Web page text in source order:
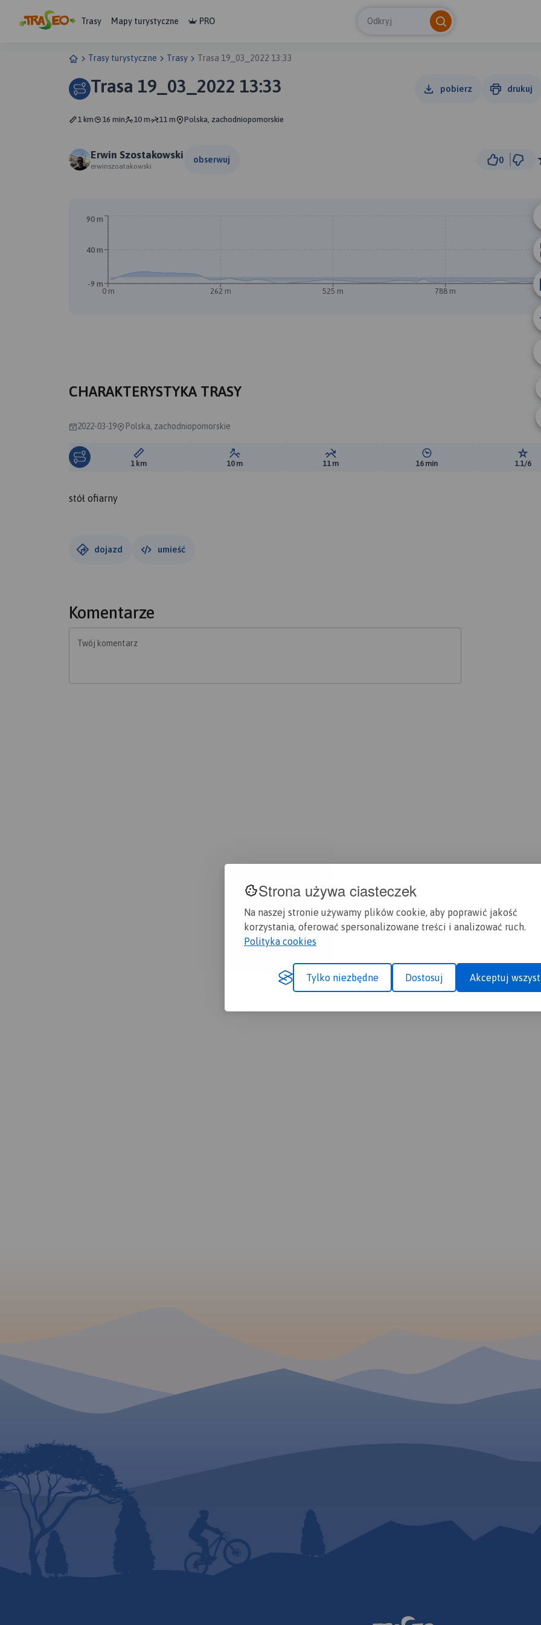
Strona używa ciasteczek
Na naszej stronie używamy plików cookie, aby poprawić jakość
korzystania, oferować spersonalizowane treści i analizować ruch.
Polityka cookies
Tylko niezbędne Dostosuj Akceptuj
Trasy Mapy turystyczne PRO Odkryj
Trasy turystyczne Trasy Trasa 19_03_2022 13:33
Trasa 19_03_2022 13:33 pobierz drukuj
1 km 16 min 10 m 11 m Polska, zachodniopomorskie
Erwin Szostakowski
erwinszoatakowski
obserwuj 0
0 m 262 m 525 m 788 m
-9 m
40 m
90 m
CHARAKTERYSTYKA TRASY
2022-03-19 Polska, zachodniopomorskie
Długość trasy:
1 km Suma przewyższeń:
10 m Suma spadków:
11 m Średni czas potrzebny na
16 min 1.1/6
stół ofiarny
dojazd umieść
Komentarze
Twój komentarz